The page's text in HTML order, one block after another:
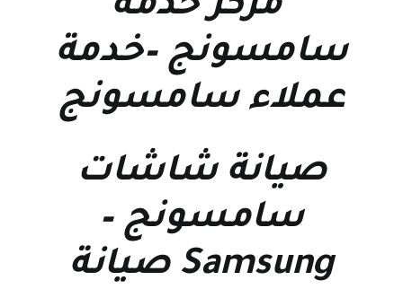
سامسونج –خدمة
عملاء سامسونج
صيانة شاشات
سامسونج –
Samsung صيانة